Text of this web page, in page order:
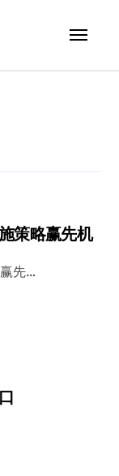
策略赢先机
先…